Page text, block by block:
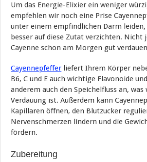
Um das Energie-Elixier ein weniger
empfehlen wir noch eine Prise
unter einem empfindlichen Darm leiden,
besser auf diese Zutat verzichten. Nicht
Cayenne schon am Morgen gut
Cayennepfefferliefert Ihrem Körper
B6, C und E auch wichtige Flavonoide
anderem auch den Speichelfluss an,
Verdauung ist. Außerdem kann
Kapillaren öffnen, den Blutzucker
Nervenschmerzen lindern und die
fördern.
Zubereitung